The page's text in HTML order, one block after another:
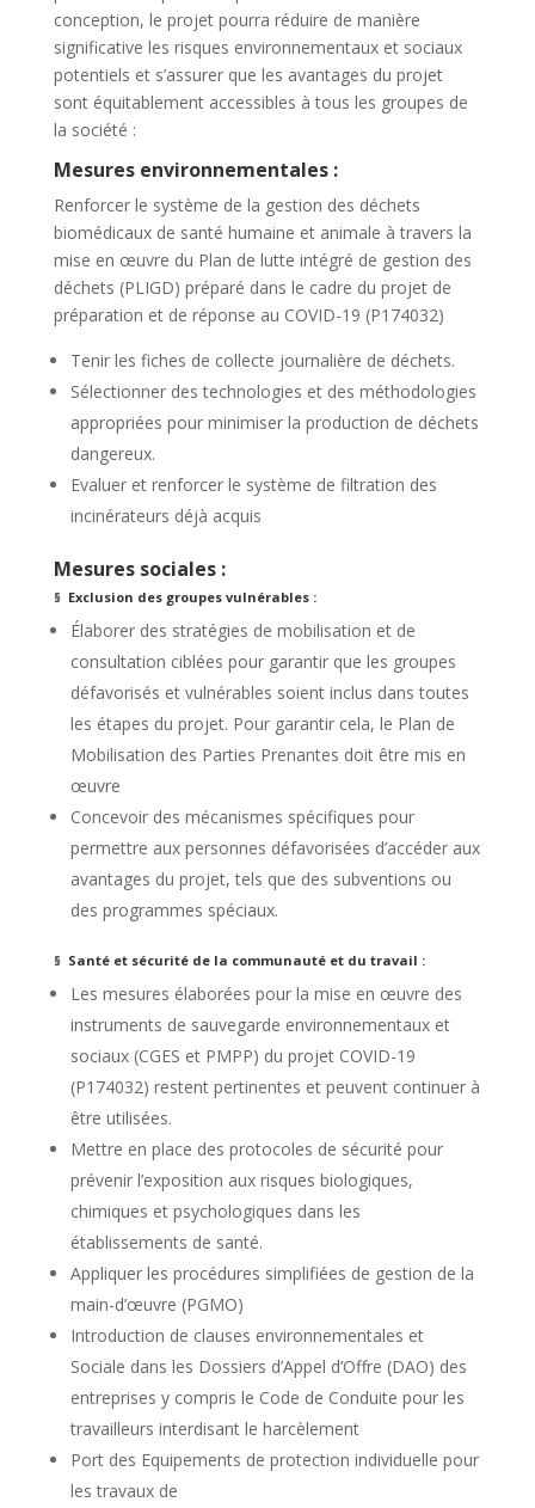
conception, le projet pourra réduire de manière
significative les risques environnementaux et sociaux
potentiels et s’assurer que les avantages du projet
sont équitablement accessibles à tous les groupes de
la société :
Mesures environnementales :
Renforcer le système de la gestion des déchets
biomédicaux de santé humaine et animale à travers la
mise en œuvre du Plan de lutte intégré de gestion des
déchets (PLIGD) préparé dans le cadre du projet de
préparation et de réponse au COVID-19 (P174032)
Tenir les fiches de collecte journalière de déchets.
Sélectionner des technologies et des méthodologies
appropriées pour minimiser la production de déchets
dangereux.
Evaluer et renforcer le système de filtration des
incinérateurs déjà acquis
Mesures sociales :
§ Exclusion des groupes vulnérables :
Élaborer des stratégies de mobilisation et de
consultation ciblées pour garantir que les groupes
défavorisés et vulnérables soient inclus dans toutes
les étapes du projet. Pour garantir cela, le Plan de
Mobilisation des Parties Prenantes doit être mis en
œuvre
Concevoir des mécanismes spécifiques pour
permettre aux personnes défavorisées d’accéder aux
avantages du projet, tels que des subventions ou
des programmes spéciaux.
§ Santé et sécurité de la communauté et du travail :
Les mesures élaborées pour la mise en œuvre des
instruments de sauvegarde environnementaux et
sociaux (CGES et PMPP) du projet COVID-19
(P174032) restent pertinentes et peuvent continuer à
être utilisées.
Mettre en place des protocoles de sécurité pour
prévenir l’exposition aux risques biologiques,
chimiques et psychologiques dans les
établissements de santé.
Appliquer les procédures simplifiées de gestion de la
main-d’œuvre (PGMO)
Introduction de clauses environnementales et
Sociale dans les Dossiers d’Appel d’Offre (DAO) des
entreprises y compris le Code de Conduite pour les
travailleurs interdisant le harcèlement
Port des Equipements de protection individuelle pour
les travaux de